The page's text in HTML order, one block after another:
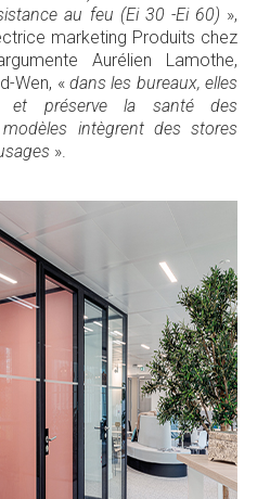
au feu (Ei 30 -Ei 60) »,
marketing Produits chez
Aurélien Lamothe,
Wen, « dans les bureaux, elles
et préserve la santé des
intègrent des stores
».